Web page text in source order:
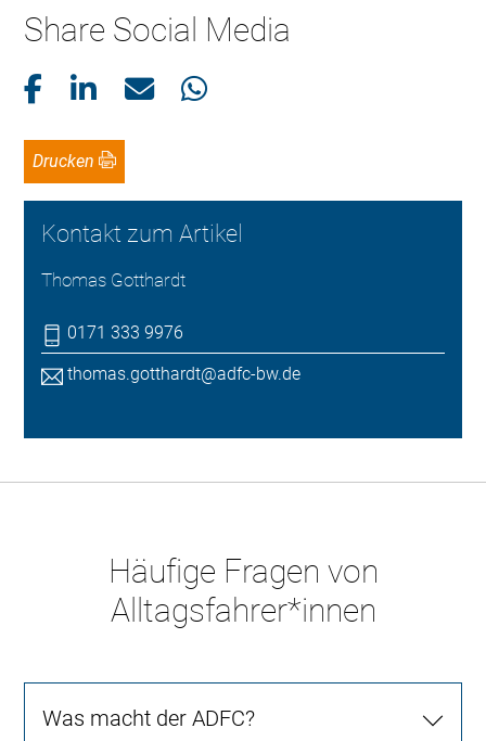
Share Social Media
Drucken
Kontakt zum Artikel
Thomas Gotthardt
0171 333 9976
thomas.gotthardt@adfc-bw.de
Häufige Fragen von
Alltagsfahrer*innen
Was macht der ADFC?